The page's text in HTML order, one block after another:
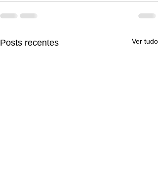
Posts recentes Ver tudo